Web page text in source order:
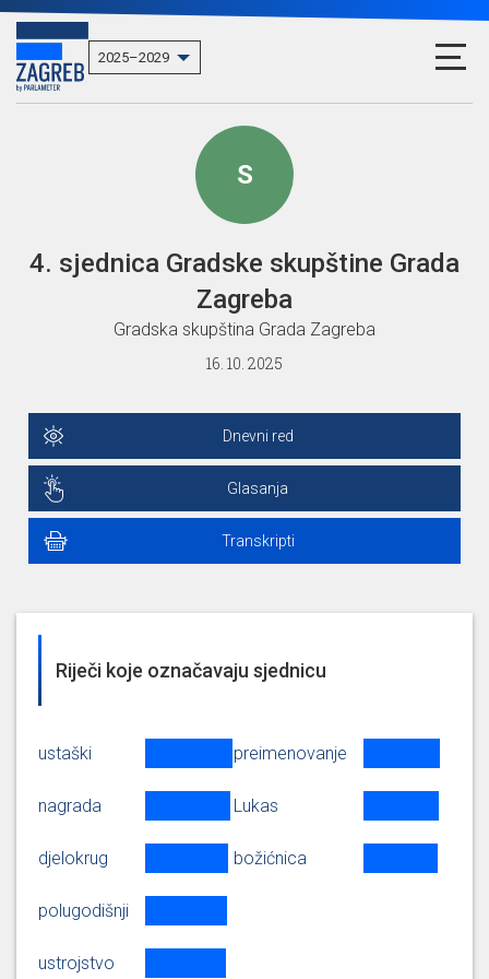
S
4. sjednica Gradske skupštine Grada
Zagreba
Gradska skupština Grada Zagreba
16. 10. 2025
Dnevni red
Glasanja
Transkripti
Riječi koje označavaju sjednicu
ustaški
nagrada
djelokrug
polugodišnji
ustrojstvo
preimenovanje
Lukas
božićnica